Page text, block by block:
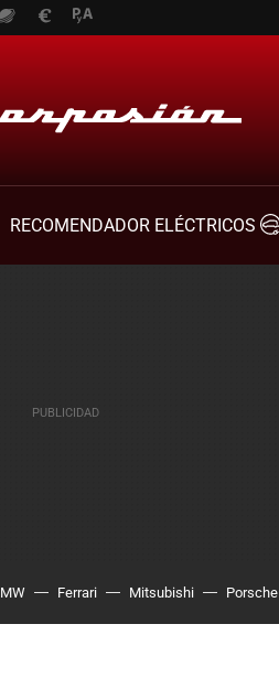
RECOMENDADOR ELÉCTRICOS
Ferrari Mitsubishi Porsche